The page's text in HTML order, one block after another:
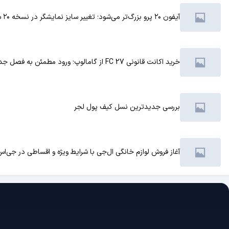
آیفون ۲۰ پرو بزرگ‌تر می‌شود؛ تغییر سایز نمایشگر در نسخه ۲۰ سالگی آیفون
خرید اکانت قانونی FC 27 از گامالوپ؛ ورود مطمئن به فصل جدید فوتبال
بررسی جدیدترین نسل کیف پول لجر
آغاز فروش لوازم خانگی ال‌جی با شرایط ویژه و اقساطی در